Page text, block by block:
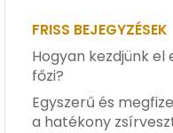
FRISS BEJEGYZÉSEK
Hogyan kezdjünk el
főzi?
Egyszerű és
a hatékony